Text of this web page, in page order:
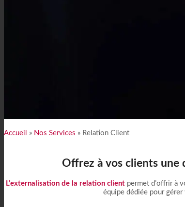
Accueil » Nos Services » Relation Client
Offrez à vos clients une
L’externalisation de la relation clientpermet d’offrir à
équipe dédiée pour